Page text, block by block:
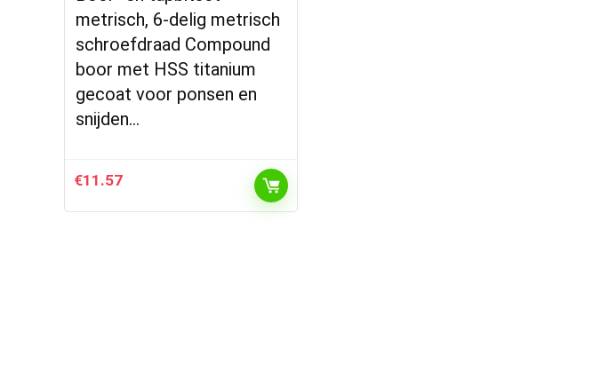
metrisch, 6-delig metrisch
schroefdraad Compound
boor met HSS titanium
gecoat voor ponsen en
snijden…
€11.57